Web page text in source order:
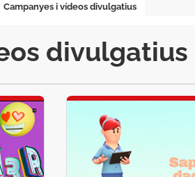
Campanyes i vídeos divulgatius
divulgatius